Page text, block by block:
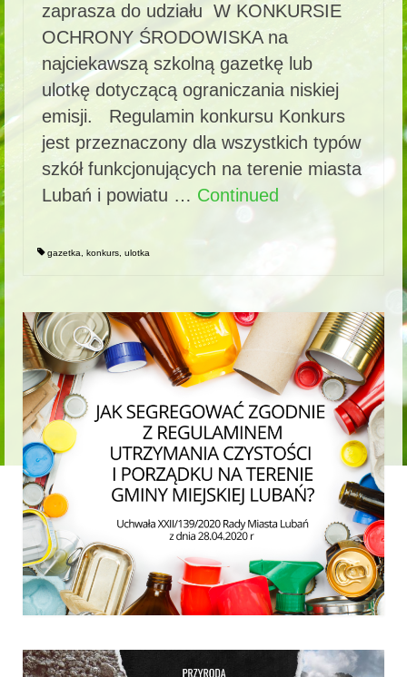
zaprasza do udziału W KONKURSIE
OCHRONY ŚRODOWISKA na
najciekawszą szkolną gazetkę lub
ulotkę dotyczącą ograniczania niskiej
emisji. Regulamin konkursu Konkurs
jest przeznaczony dla wszystkich typów
szkół funkcjonujących na terenie miasta
Lubań i powiatu … Continued
gazetka konkurs ulotka